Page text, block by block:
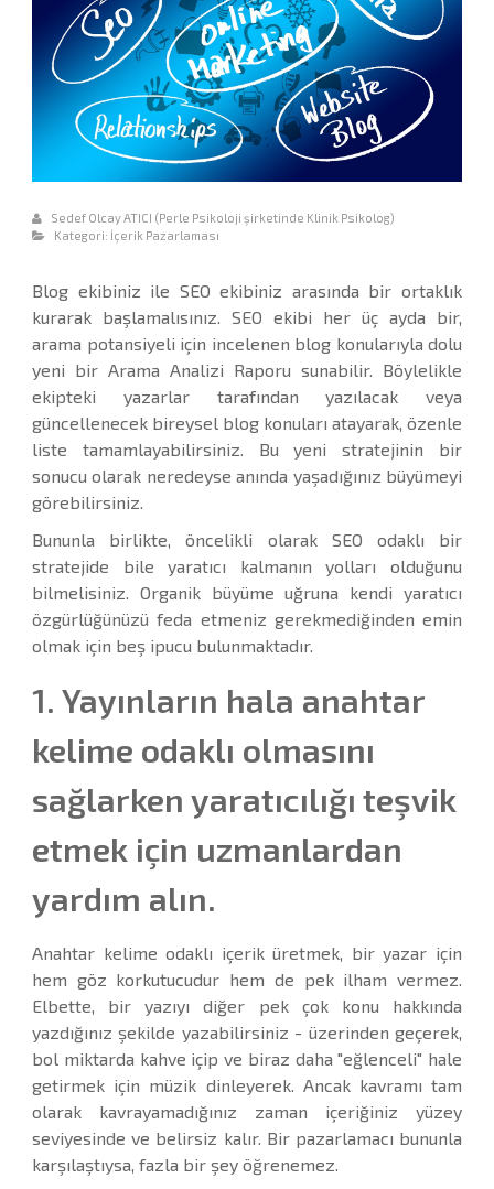
Sedef Olcay ATICI (Perle Psikoloji şirketinde Klinik Psikolog)
Kategori: İçerik Pazarlaması
Blog ekibiniz ile SEO ekibiniz arasında bir ortaklık
kurarak başlamalısınız. SEO ekibi her üç ayda bir,
arama potansiyeli için incelenen blog konularıyla dolu
yeni bir Arama Analizi Raporu sunabilir. Böylelikle
ekipteki yazarlar tarafından yazılacak veya
güncellenecek bireysel blog konuları atayarak, özenle
liste tamamlayabilirsiniz. Bu yeni stratejinin bir
sonucu olarak neredeyse anında yaşadığınız büyümeyi
görebilirsiniz.
Bununla birlikte, öncelikli olarak SEO odaklı bir
stratejide bile yaratıcı kalmanın yolları olduğunu
bilmelisiniz. Organik büyüme uğruna kendi yaratıcı
özgürlüğünüzü feda etmeniz gerekmediğinden emin
olmak için beş ipucu bulunmaktadır.
1. Yayınların hala anahtar
kelime odaklı olmasını
sağlarken yaratıcılığı teşvik
etmek için uzmanlardan
yardım alın.
Anahtar kelime odaklı içerik üretmek, bir yazar için
hem göz korkutucudur hem de pek ilham vermez.
Elbette, bir yazıyı diğer pek çok konu hakkında
yazdığınız şekilde yazabilirsiniz - üzerinden geçerek,
bol miktarda kahve içip ve biraz daha "eğlenceli" hale
getirmek için müzik dinleyerek. Ancak kavramı tam
olarak kavrayamadığınız zaman içeriğiniz yüzey
seviyesinde ve belirsiz kalır. Bir pazarlamacı bununla
karşılaştıysa, fazla bir şey öğrenemez.